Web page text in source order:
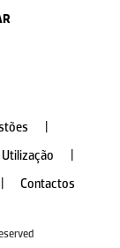
Contactos